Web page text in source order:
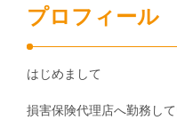
プロフィール
はじめまして
損害保険代理店へ勤務し